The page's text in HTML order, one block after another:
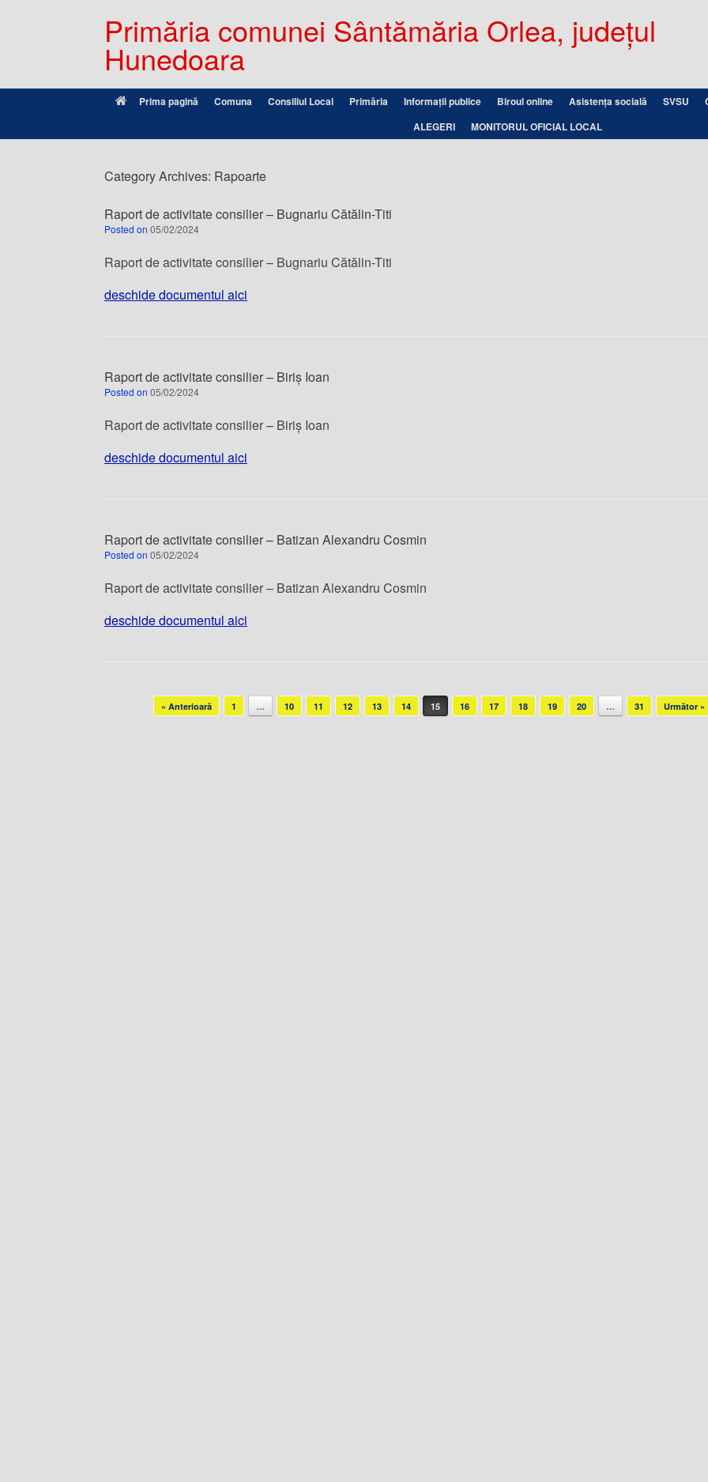
Primăria comunei Sântămăria Orlea, județul
Hunedoara
Prima pagină Comuna Consiliul Local Primăria Informații publice Biroul online Asistența socială SVSU
ALEGERI
MONITORUL OFICIAL LOCAL
Category Archives: Rapoarte
Raport de activitate consilier – Bugnariu Cătălin-Titi
Posted on 05/02/2024
Raport de activitate consilier – Bugnariu Cătălin-Titi
deschide documentul aici
Raport de activitate consilier – Biriș Ioan
Posted on 05/02/2024
Raport de activitate consilier – Biriș Ioan
deschide documentul aici
Raport de activitate consilier – Batizan Alexandru Cosmin
Posted on 05/02/2024
Raport de activitate consilier – Batizan Alexandru Cosmin
deschide documentul aici
Post navigation« Anterioară 1 … 10 11 12 13 14 15 16 17 18 19 20 … 31 Următor »